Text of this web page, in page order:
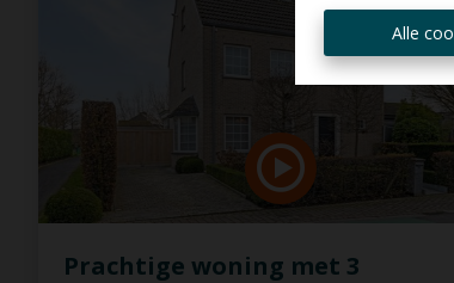
Alle
Prachtige woning met 3